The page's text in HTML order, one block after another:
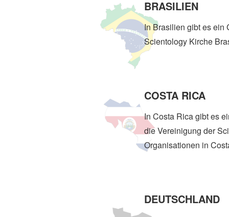
BRASILIEN
In Brasilien gibt es ein
Scientology Kirche
COSTA RICA
In Costa Rica gibt es
die Vereinigung der
Organisationen in
DEUTSCHLAND